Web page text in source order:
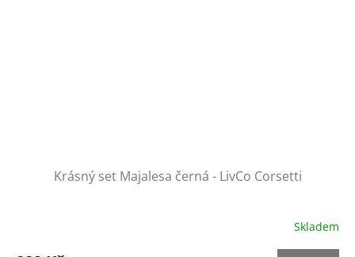
Krásný set Majalesa černá - LivCo Corsetti
Skladem